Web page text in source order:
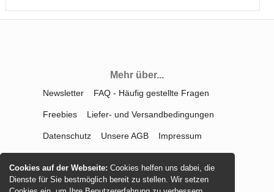
Cookies auf der Webseite:Cookies helfen uns dabei, die
Dienste für Sie bestmöglich bereit zu stellen. Wir setzen
Mehr über...
Newsletter FAQ - Häufig gestellte Fragen
Freebies Liefer- und Versandbedingungen
Datenschutz Unsere AGB Impressum
Vertrag widerrufen